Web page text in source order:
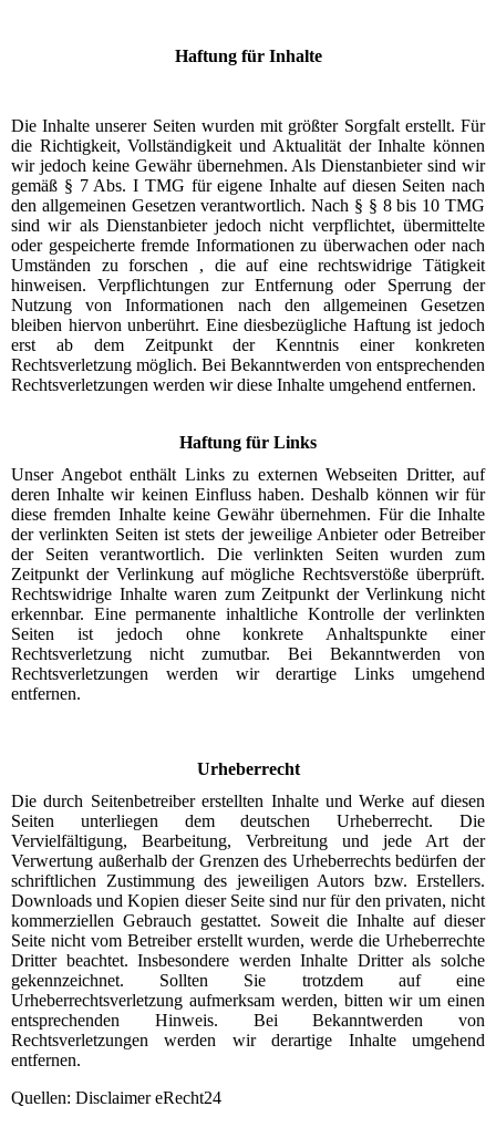
Haftung für Inhalte
Die Inhalte unserer Seiten wurden mit größter Sorgfalt erstellt. Für
die Richtigkeit, Vollständigkeit und Aktualität der Inhalte können
wir jedoch keine Gewähr übernehmen. Als Dienstanbieter sind wir
gemäß § 7 Abs. I TMG für eigene Inhalte auf diesen Seiten nach
den allgemeinen Gesetzen verantwortlich. Nach § § 8 bis 10 TMG
sind wir als Dienstanbieter jedoch nicht verpflichtet, übermittelte
oder gespeicherte fremde Informationen zu überwachen oder nach
Umständen zu forschen , die auf eine rechtswidrige Tätigkeit
hinweisen. Verpflichtungen zur Entfernung oder Sperrung der
Nutzung von Informationen nach den allgemeinen Gesetzen
bleiben hiervon unberührt. Eine diesbezügliche Haftung ist jedoch
erst ab dem Zeitpunkt der Kenntnis einer konkreten
Rechtsverletzung möglich. Bei Bekanntwerden von entsprechenden
Rechtsverletzungen werden wir diese Inhalte umgehend entfernen.
Haftung für Links
Unser Angebot enthält Links zu externen Webseiten Dritter, auf
deren Inhalte wir keinen Einfluss haben. Deshalb können wir für
diese fremden Inhalte keine Gewähr übernehmen. Für die Inhalte
der verlinkten Seiten ist stets der jeweilige Anbieter oder Betreiber
der Seiten verantwortlich. Die verlinkten Seiten wurden zum
Zeitpunkt der Verlinkung auf mögliche Rechtsverstöße überprüft.
Rechtswidrige Inhalte waren zum Zeitpunkt der Verlinkung nicht
erkennbar. Eine permanente inhaltliche Kontrolle der verlinkten
Seiten ist jedoch ohne konkrete Anhaltspunkte einer
Rechtsverletzung nicht zumutbar. Bei Bekanntwerden von
Rechtsverletzungen werden wir derartige Links umgehend
entfernen.
Urheberrecht
Die durch Seitenbetreiber erstellten Inhalte und Werke auf diesen
Seiten unterliegen dem deutschen Urheberrecht. Die
Vervielfältigung, Bearbeitung, Verbreitung und jede Art der
Verwertung außerhalb der Grenzen des Urheberrechts bedürfen der
schriftlichen Zustimmung des jeweiligen Autors bzw. Erstellers.
Downloads und Kopien dieser Seite sind nur für den privaten, nicht
kommerziellen Gebrauch gestattet. Soweit die Inhalte auf dieser
Seite nicht vom Betreiber erstellt wurden, werde die Urheberrechte
Dritter beachtet. Insbesondere werden Inhalte Dritter als solche
gekennzeichnet. Sollten Sie trotzdem auf eine
Urheberrechtsverletzung aufmerksam werden, bitten wir um einen
entsprechenden Hinweis. Bei Bekanntwerden von
Rechtsverletzungen werden wir derartige Inhalte umgehend
entfernen.
Quellen: Disclaimer eRecht24